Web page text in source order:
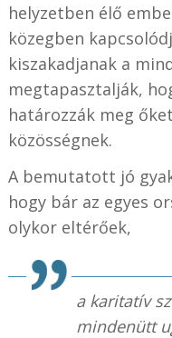
helyzetben élő
közegben
kiszakadjanak a
megtapasztalják,
határozzák meg
közösségnek.
A bemutatott jó
hogy bár az egyes
olykor eltérőek,
a karitatív
mindenütt